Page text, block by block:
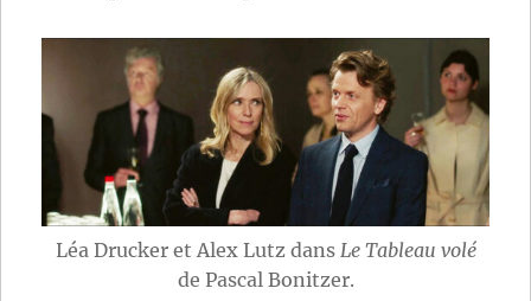
Léa Drucker et Alex Lutz dans Le Tableau volé
de Pascal Bonitzer.